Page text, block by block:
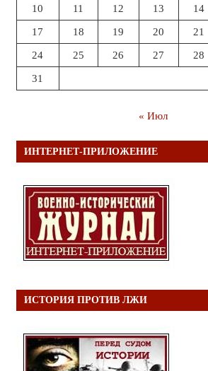
10 11 12 13 14
17 18 19 20 21
24 25 26 27 28
31
« Июл
ИНТЕРНЕТ-ПРИЛОЖЕНИЕ
ИСТОРИЯ ПРОТИВ ЛЖИ